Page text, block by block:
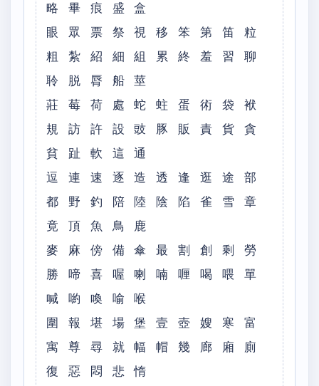
略 畢 痕 盛 盒
眼 眾 票 祭 視 移 笨 第 笛 粒
粗 紮 紹 細 組 累 終 羞 習 聊
聆 脱 脣 船 莖
莊 莓 荷 處 蛇 蛀 蛋 術 袋 袱
規 訪 許 設 豉 豚 販 責 貨 貪
貧 趾 軟 這 通
逗 連 速 逐 造 透 逢 逛 途 部
都 野 釣 陪 陸 陰 陷 雀 雪 章
竟 頂 魚 鳥 鹿
麥 麻 傍 備 傘 最 割 創 剩 勞
勝 啼 喜 喔 喇 喃 喱 喝 喂 單
喊 喲 喚 喻 喉
圍 報 堪 場 堡 壹 壺 嫂 寒 富
寓 尊 尋 就 幅 帽 幾 廊 廂 廁
復 惡 悶 悲 惰